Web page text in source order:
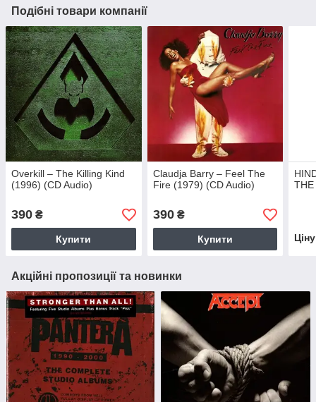
Подібні товари компанії
Overkill – The Killing Kind
(1996) (CD Audio)
390 ₴
Купити
Claudja Barry – Feel The
Fire (1979) (CD Audio)
390₴
Купити
Акційні пропозиції та новинки